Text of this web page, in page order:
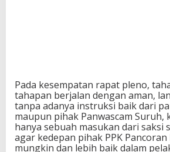
Pada kesempatan rapat pleno,
tahapan berjalan dengan aman,
tanpa adanya instruksi baik dari
maupun pihak Panwascam Suruh,
hanya sebuah masukan dari saksi
agar kedepan pihak PPK
mungkin dan lebih baik dalam